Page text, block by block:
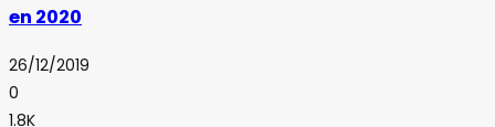
en 2020
26/12/2019
0
1.8K